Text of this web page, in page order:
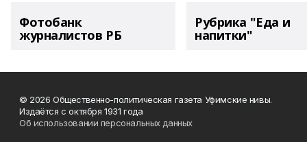
Фотобанк
журналистов РБ
Рубрика "Еда и
напитки"
© 2026 Общественно-политическая газета Уфимские нивы.
Издаётся с октября 1931 года
Об использовании персональных данных